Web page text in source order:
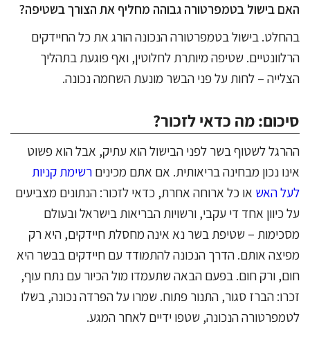
האם בישול בטמפרטורה גבוהה מחליף את הצורך בשטיפה?
בהחלט. בישול בטמפרטורה הנכונה הורג את כל החיידקים
הרלוונטיים. שטיפה מיותרת לחלוטין, ואף פוגעת בתהליך
הצלייה – לחות על פני הבשר מונעת השחמה נכונה.
סיכום: מה כדאי לזכור?
ההרגל לשטוף בשר לפני הבישול הוא עתיק, אבל הוא פשוט
אינו נכון מבחינה בריאותית. אם אתם מכינים רשימת קניות
לעל האש או כל ארוחה אחרת, כדאי לזכור: הנתונים מצביעים
על כיוון אחד די עקבי, ורשויות הבריאות בישראל ובעולם
מסכימות – שטיפת בשר נא אינה מחסלת חיידקים, היא רק
מפיצה אותם. הדרך הנכונה להתמודד עם חיידקים בבשר היא
חום, ורק חום. בפעם הבאה שתעמדו מול הכיור עם נתח עוף,
זכרו: הברז סגור, התנור פתוח. שמרו על הפרדה נכונה, בשלו
לטמפרטורה הנכונה, שטפו ידיים לאחר המגע.